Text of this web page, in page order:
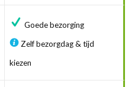
Goede bezorging
Zelf bezorgdag & tijd
kiezen